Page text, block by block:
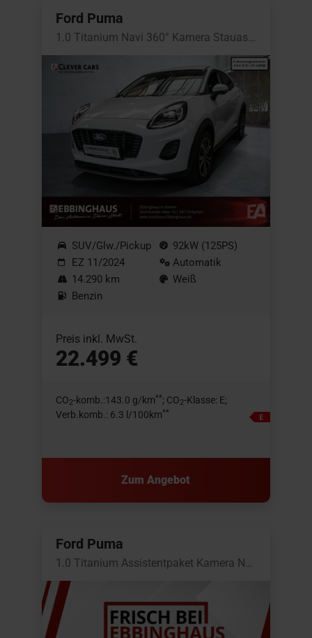
Ford Puma
SUV/Glw./Pickup
EZ 11/2024
14.290 km
Benzin
92kW (125PS)
Automatik
Weiß
Preis inkl. MwSt.
22.499 €
CO2-komb.:143.0 g/km**; CO2-Klasse: E;
Verb.komb.: 6.3 l/100km**
Zum Angebot
Ford Puma
1.0 Titanium Assistentpaket Kamera Navi